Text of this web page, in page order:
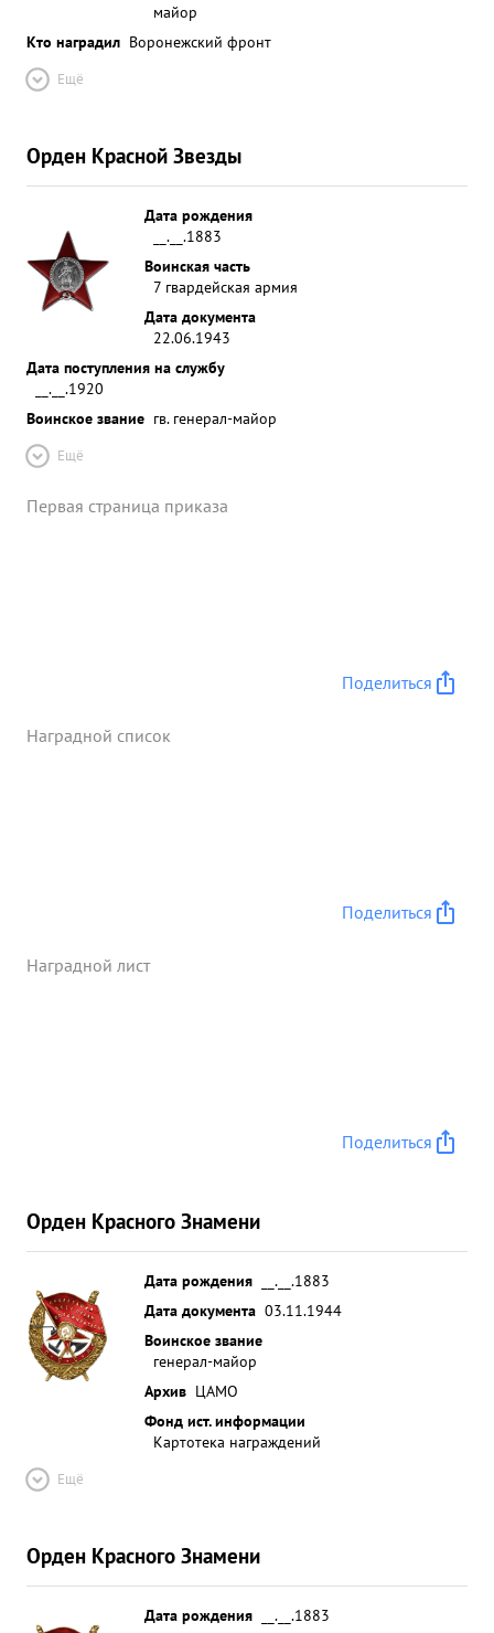
майор
Кто наградил Воронежский фронт
Ещё
Орден Красной Звезды
Дата рождения
__.__.1883
Воинская часть
7 гвардейская армия
Дата документа
22.06.1943
Дата поступления на службу
__.__.1920
Воинское звание гв. генерал-майор
Ещё
Первая страница приказа
Поделиться
Наградной список
Поделиться
Наградной лист
Поделиться
Орден Красного Знамени
Дата рождения
__.__.1883
Дата документа 03.11.1944
Воинское звание
генерал-майор
Архив ЦАМО
Фонд ист. информации
Картотека награждений
Ещё
Орден Красного Знамени
Дата рождения
__.__.1883